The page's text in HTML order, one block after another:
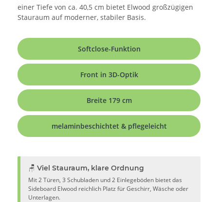
einer Tiefe von ca. 40,5 cm bietet Elwood großzügigen
Stauraum auf moderner, stabiler Basis.
Softclose-Funktion
Front in 3D-Optik
Breite 179 cm
melaminbeschichtet & pflegeleicht
🪑 Viel Stauraum, klare Ordnung
Mit 2 Türen, 3 Schubladen und 2 Einlegeböden bietet das
Sideboard Elwood reichlich Platz für Geschirr, Wäsche oder
Unterlagen.